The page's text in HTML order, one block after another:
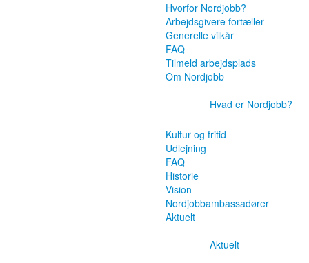
Hvorfor Nordjobb?
Arbejdsgivere fortæller
Generelle vilkår
FAQ
Tilmeld arbejdsplads
Om Nordjobb
Hvad er Nordjobb?
Kultur og fritid
Udlejning
FAQ
Historie
Vision
Nordjobbambassadører
Aktuelt
Aktuelt